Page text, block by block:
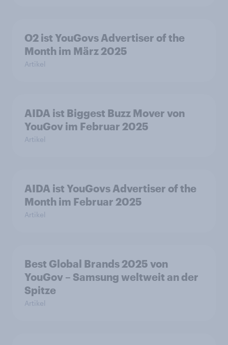
O2 ist YouGovs Advertiser of the
Month im März 2025
Artikel
AIDA ist Biggest Buzz Mover von
YouGov im Februar 2025
Artikel
AIDA ist YouGovs Advertiser of the
Month im Februar 2025
Artikel
Best Global Brands 2025 von
YouGov – Samsung weltweit an der
Spitze
Artikel